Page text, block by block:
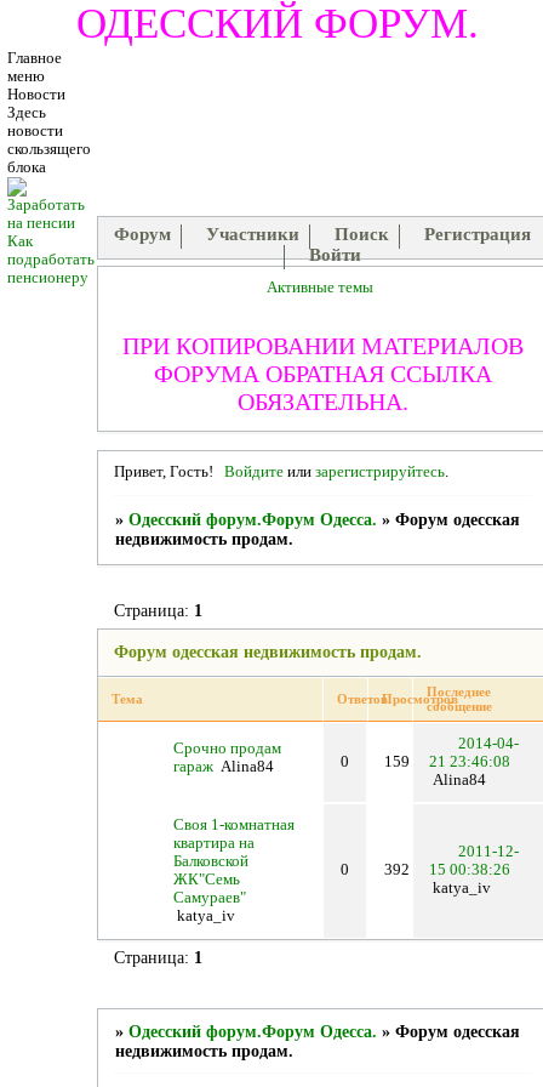
ОДЕССКИЙ ФОРУМ.
Главное
меню
Новости
Здесь
новости
скользящего
блока
Как
подработать
пенсионеру
Форум Участники Поиск
Регистрация
Войти
Активные темы
ПРИ КОПИРОВАНИИ МАТЕРИАЛОВ
ФОРУМА ОБРАТНАЯ ССЫЛКА
ОБЯЗАТЕЛЬНА.
Привет, Гость! Войдитеили зарегистрируйтесь.
» Одесский форум.Форум Одесса. » Форум одесская
недвижимость продам.
Форум одесская недвижимость продам.
Страница: 1
Тема ОтветовПросмотровПоследнее
сообщение
Срочно продам
гараж Alina84 0 159
2014-04-
21 23:46:08
Alina84
Своя 1-комнатная
квартира на
Балковской
ЖК"Семь
Самураев"
katya_iv
0 392
2011-12-
15 00:38:26
katya_iv
Страница: 1
» Одесский форум.Форум Одесса. » Форум одесская
недвижимость продам.